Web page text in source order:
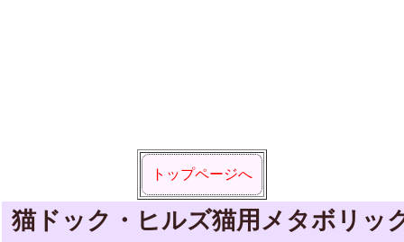
トップページへ
猫ドック・ヒルズ猫用メタボリッ